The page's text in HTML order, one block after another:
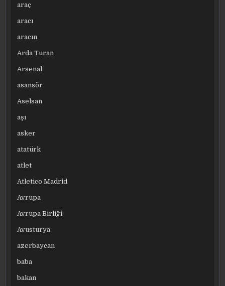
araç
aracı
aracın
Arda Turan
Arsenal
asansör
Aselsan
aşı
asker
atatürk
atlet
Atletico Madrid
Avrupa
Avrupa Birliği
Avusturya
azerbaycan
baba
bakan